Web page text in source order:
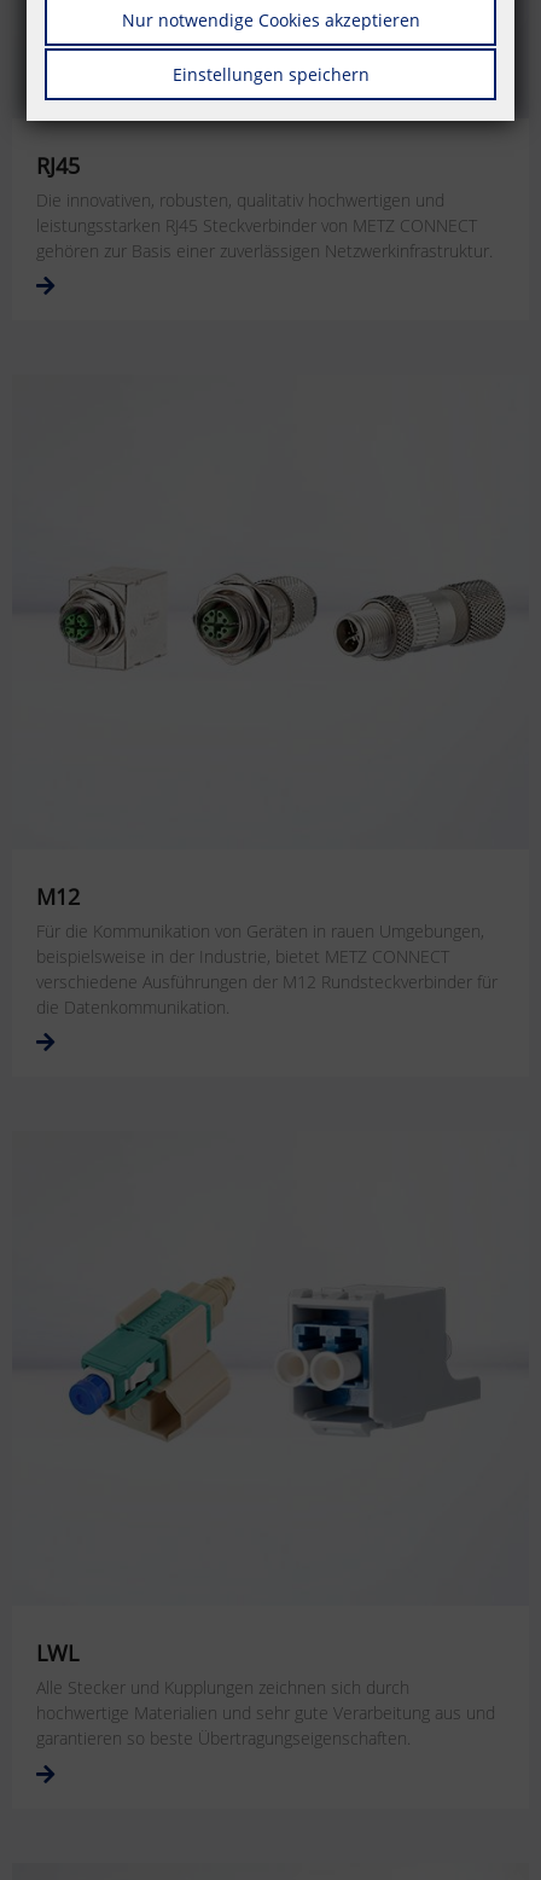
RJ45
Die innovativen, robusten, qualitativ hochwertigen und
leistungsstarken RJ45 Steckverbinder von METZ CONNECT
gehören zur Basis einer zuverlässigen Netzwerkinfrastruktur.
M12
Für die Kommunikation von Geräten in rauen Umgebungen,
beispielsweise in der Industrie, bietet METZ CONNECT
verschiedene Ausführungen der M12 Rundsteckverbinder für
die Datenkommunikation.
LWL
Alle Stecker und Kupplungen zeichnen sich durch
hochwertige Materialien und sehr gute Verarbeitung aus und
garantieren so beste Übertragungseigenschaften.
Nur notwendige Cookies akzeptieren
Einstellungen speichern